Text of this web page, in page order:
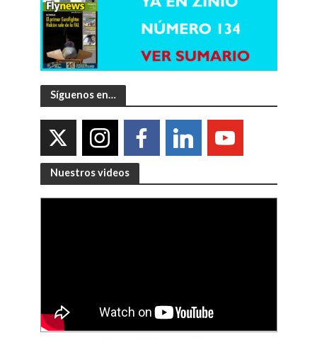
Síguenos en…
Nuestros videos